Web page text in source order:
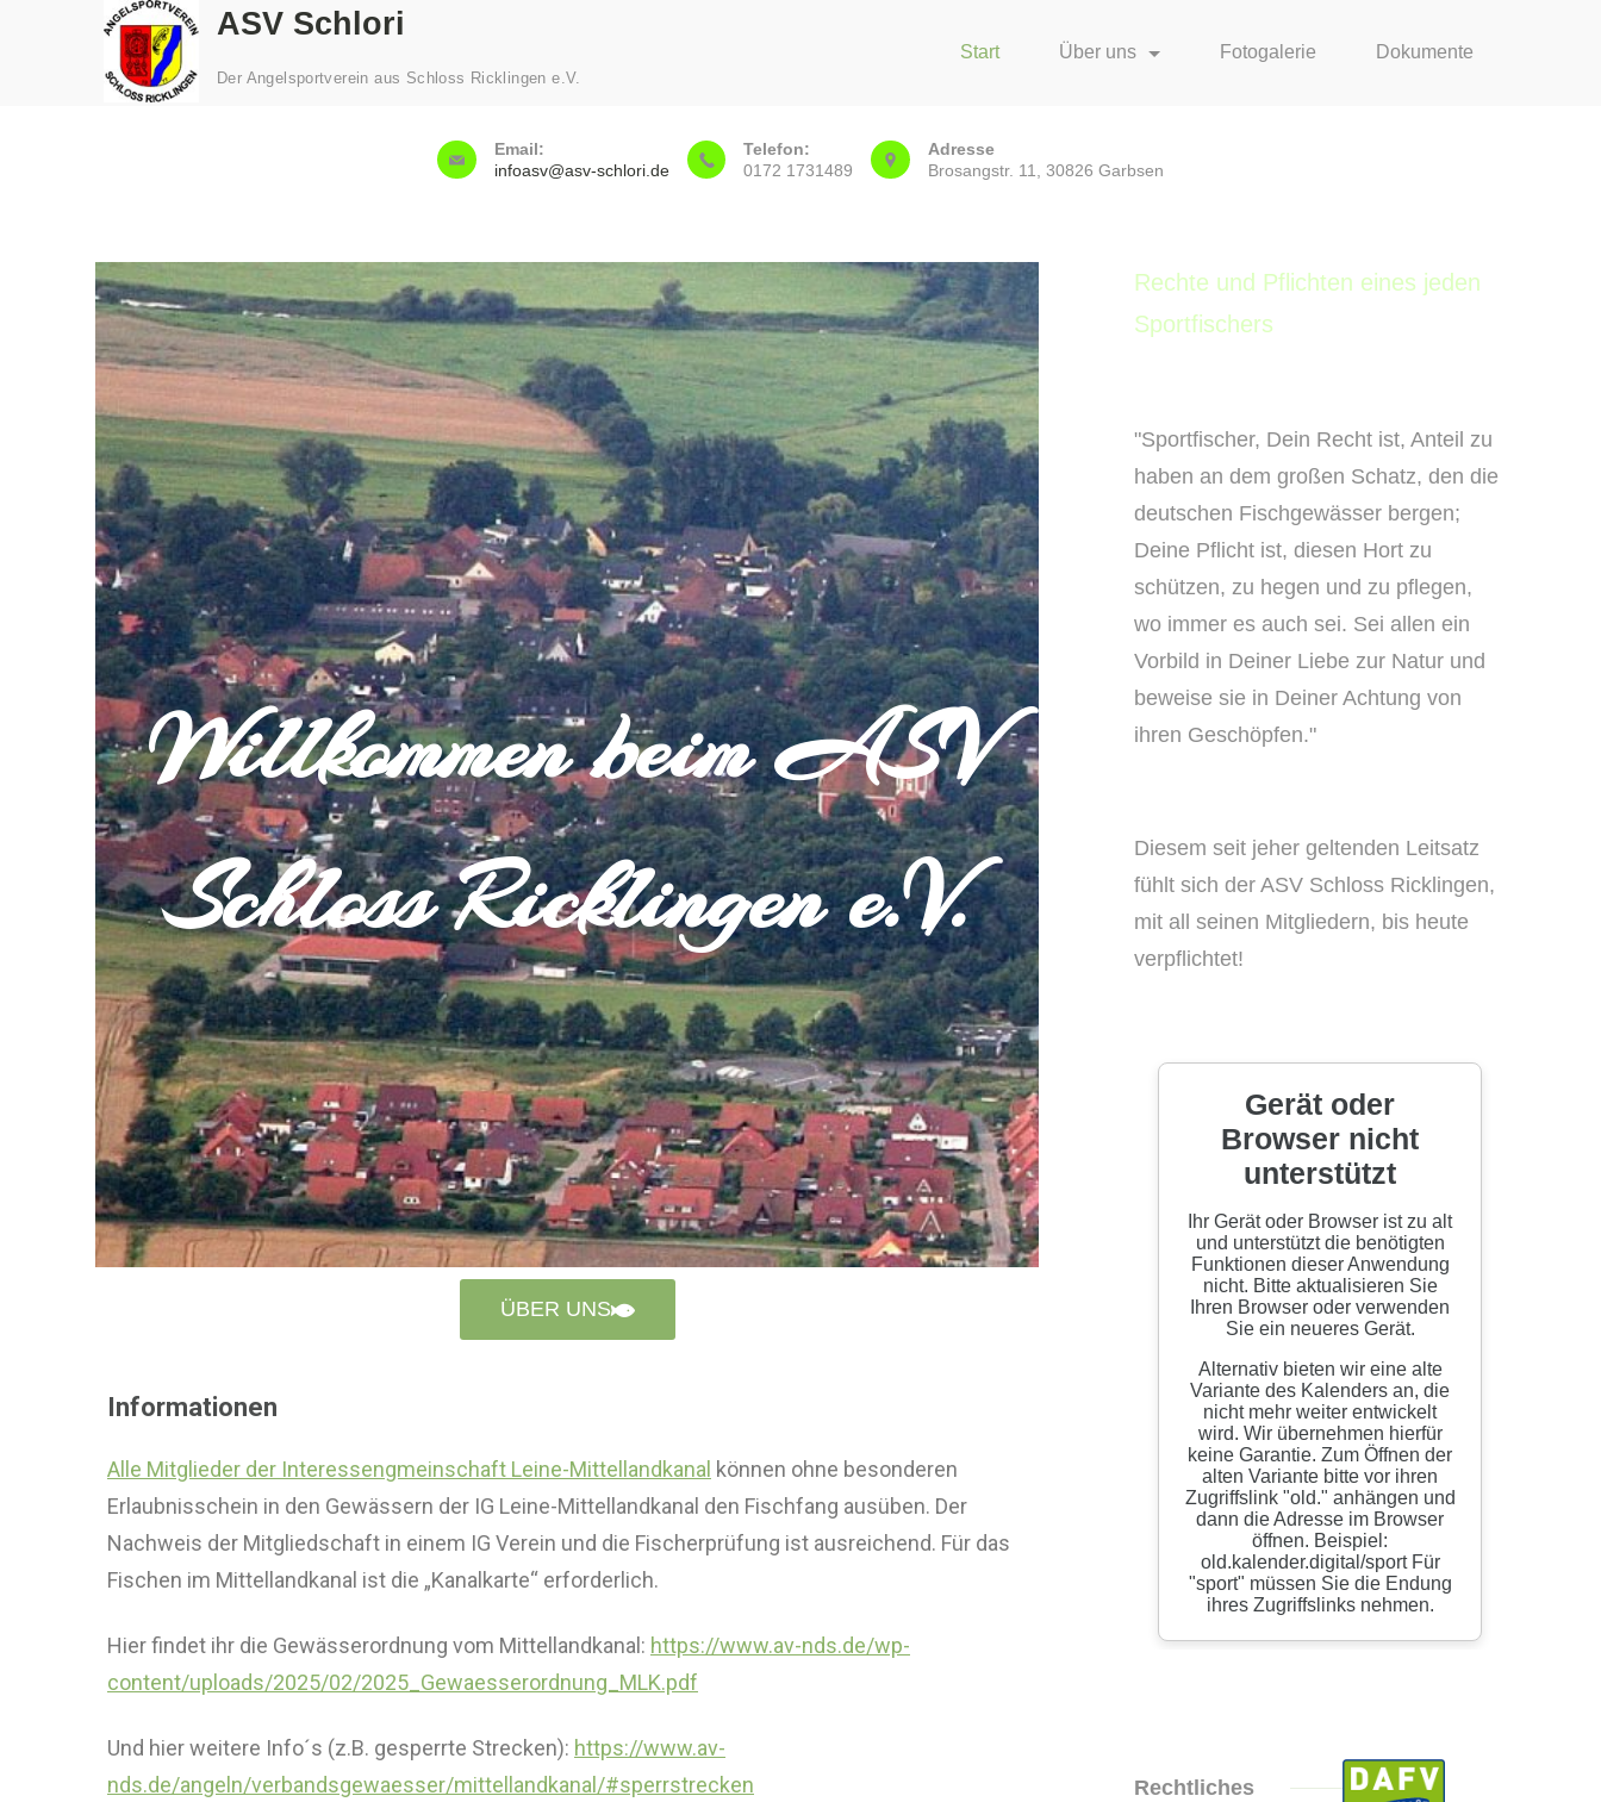
Der Angelsportverein aus Schloss Ricklingen e.V.
ASV Schlori
Start Über uns Fotogalerie Dokumente
Email:
infoasv@asv-schlori.de
Telefon:
0172 1731489
Adresse
Brosangstr. 11, 30826 Garbsen
Willkommen beim ASV
Schloss Ricklingen e.V.
ÜBER UNS
Informationen
Alle Mitglieder der Interessengmeinschaft Leine-Mittellandkanal können ohne besonderen
Erlaubnisschein in den Gewässern der IG Leine-Mittellandkanal den Fischfang ausüben. Der
Nachweis der Mitgliedschaft in einem IG Verein und die Fischerprüfung ist ausreichend. Für das
Fischen im Mittellandkanal ist die „Kanalkarte“ erforderlich.
Hier findet ihr die Gewässerordnung vom Mittellandkanal: https://www.av-nds.de/wp-
content/uploads/2025/02/2025_Gewaesserordnung_MLK.pdf
Und hier weitere Info´s (z.B. gesperrte Strecken): https://www.av-
nds.de/angeln/verbandsgewaesser/mittellandkanal/#sperrstrecken
Rechte und Pflichten eines jeden
Sportfischers
"Sportfischer, Dein Recht ist, Anteil zu
haben an dem großen Schatz, den die
deutschen Fischgewässer bergen;
Deine Pflicht ist, diesen Hort zu
schützen, zu hegen und zu pflegen,
wo immer es auch sei. Sei allen ein
Vorbild in Deiner Liebe zur Natur und
beweise sie in Deiner Achtung von
ihren Geschöpfen."
Diesem seit jeher geltenden Leitsatz
fühlt sich der ASV Schloss Ricklingen,
mit all seinen Mitgliedern, bis heute
verpflichtet!
Rechtliches